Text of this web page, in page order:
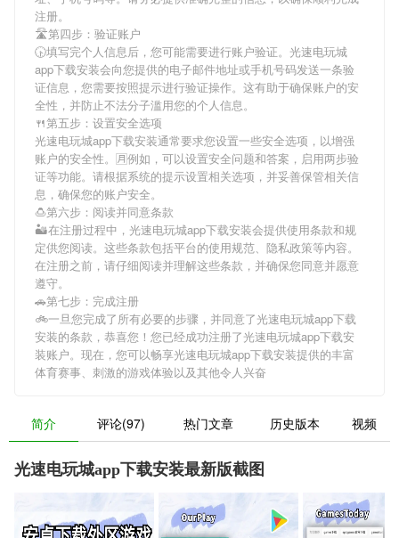
注册。
🛣第四步：验证账户
🕟填写完个人信息后，您可能需要进行账户验证。 光速电玩城
app下载安装会向您提供的电子邮件地址或手机号码发送一条验
证信息，您需要按照提示进行验证操作。这有助于确保账户的安
全性，并防止不法分子滥用您的个人信息。
🍴第五步：设置安全选项
光速电玩城app下载安装通常要求您设置一些安全选项，以增强
账户的安全性。🈷例如，可以设置安全问题和答案，启用两步验
证等功能。请根据系统的提示设置相关选项，并妥善保管相关信
息，确保您的账户安全。
🍮第六步：阅读并同意条款
🏜在注册过程中， 光速电玩城app下载安装会提供使用条款和规
定供您阅读。这些条款包括平台的使用规范、隐私政策等内容。
在注册之前，请仔细阅读并理解这些条款，并确保您同意并愿意
遵守。
🚗第七步：完成注册
🚲一旦您完成了所有必要的步骤，并同意了光速电玩城app下载
安装的条款，恭喜您！您已经成功注册了光速电玩城app下载安
装账户。现在，您可以畅享光速电玩城app下载安装提供的丰富
体育赛事、刺激的游戏体验以及其他令人兴奋
简介 评论(97) 热门文章 历史版本 视频
光速电玩城app下载安装最新版截图